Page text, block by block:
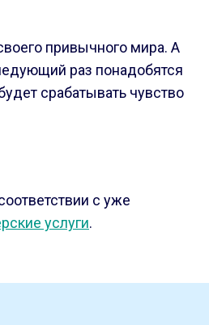
привычного мира. А
раз понадобятся
срабатывать чувство
с уже
услуги.